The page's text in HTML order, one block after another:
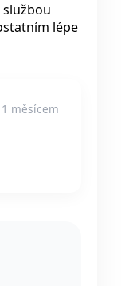
službou
lépe
měsícem